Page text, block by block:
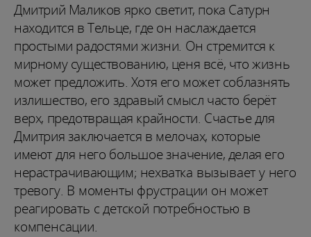
Дмитрий Маликов ярко светит, пока Сатурн
находится в Тельце, где он наслаждается
простыми радостями жизни. Он стремится к
мирному существованию, ценя всё, что жизнь
может предложить. Хотя его может соблазнять
излишество, его здравый смысл часто берёт
верх, предотвращая крайности. Счастье для
Дмитрия заключается в мелочах, которые
имеют для него большое значение, делая его
нерастрачивающим; нехватка вызывает у него
тревогу. В моменты фрустрации он может
реагировать с детской потребностью в
компенсации.